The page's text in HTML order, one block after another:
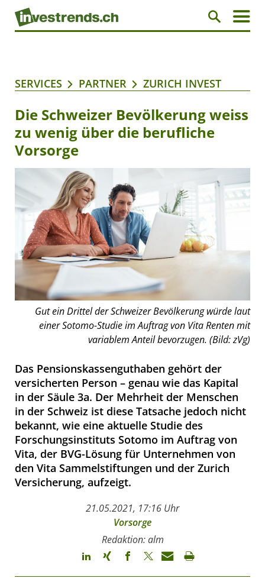
SERVICES PARTNER ZURICH INVEST
Die Schweizer Bevölkerung weiss
zu wenig über die berufliche
Vorsorge
Gut ein Drittel der Schweizer Bevölkerung würde laut
einer Sotomo-Studie im Auftrag von Vita Renten mit
variablem Anteil bevorzugen. (Bild: zVg)
Das Pensionskassenguthaben gehört der
versicherten Person – genau wie das Kapital
in der Säule 3a. Der Mehrheit der Menschen
in der Schweiz ist diese Tatsache jedoch nicht
bekannt, wie eine aktuelle Studie des
Forschungsinstituts Sotomo im Auftrag von
Vita, der BVG-Lösung für Unternehmen von
den Vita Sammelstiftungen und der Zurich
Versicherung, aufzeigt.
21.05.2021, 17:16 Uhr
Vorsorge
Redaktion: alm